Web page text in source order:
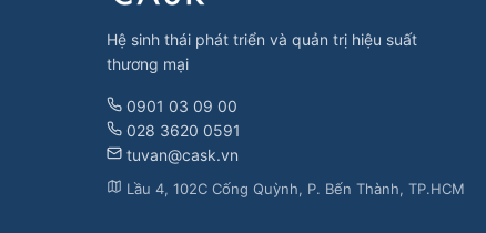
Hệ sinh thái phát triển và quản trị hiệu suất
thương mại
0901 03 09 00
028 3620 0591
tuvan@cask.vn
Lầu 4, 102C Cống Quỳnh, P. Bến Thành, TP.HCM